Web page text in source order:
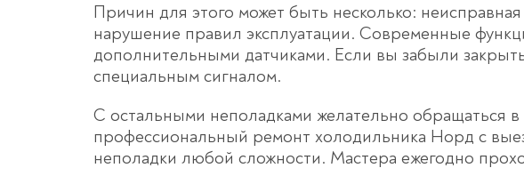
Причин для этого может быть несколько:
нарушение правил эксплуатации. Современные
дополнительными датчиками. Если вы забыли
специальным сигналом.
С остальными неполадками желательно обращаться
профессиональный ремонт холодильника Норд с
неполадки любой сложности. Мастера ежегодно